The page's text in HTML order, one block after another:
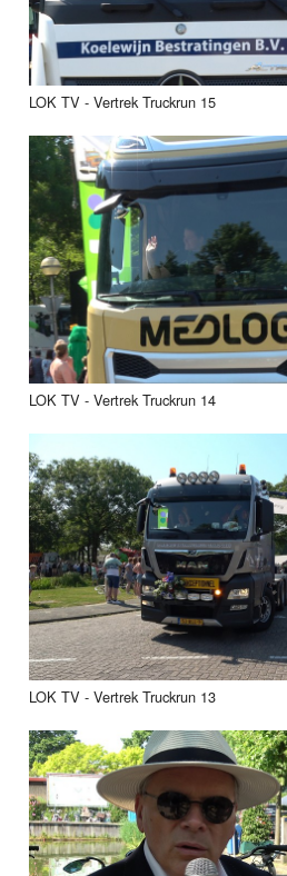
LOK TV - Vertrek Truckrun 15
LOK TV - Vertrek Truckrun 14
LOK TV - Vertrek Truckrun 13